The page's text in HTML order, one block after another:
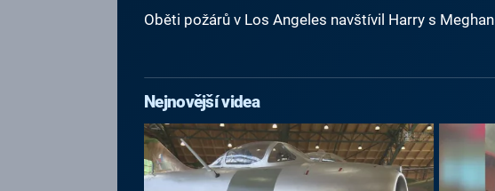
Oběti požárů v Los Angeles navštívil Harry s Meghan
Nejnovější videa